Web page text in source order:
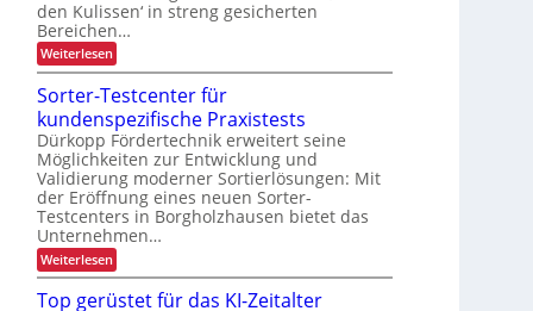
s
t
e
n
t
r
a
n
s
p
o
r
t
n
a
g
e
m
e
n
t
n
z
n
g
i
n
e
r
L
o
g
i
s
t
i
k
den Kulissen‘ in streng gesicherten
Bereichen…
Weiterlesen:
Z
v
e
r
l
ä
s
s
i
g
e
r
r
Sorter-Testcenter für
kundenspezifische Praxistests
Dürkopp Fördertechnik erweitert seine
Möglichkeiten zur Entwicklung und
Validierung moderner Sortierlösungen: Mit
der Eröffnung eines neuen Sorter-
Testcenters in Borgholzhausen bietet das
Unternehmen…
Weiterlesen:
S
o
Top gerüstet für das KI-Zeitalter